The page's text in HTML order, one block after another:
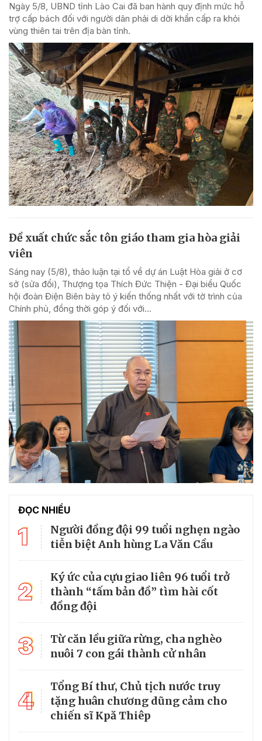
Ngày 5/8, UBND tỉnh Lào Cai đã ban hành quy định mức hỗ
trợ cấp bách đối với người dân phải di dời khẩn cấp ra khỏi
vùng thiên tai trên địa bàn tỉnh.
Đề xuất chức sắc tôn giáo tham gia hòa giải
viên
Sáng nay (5/8), thảo luận tại tổ về dự án Luật Hòa giải ở cơ
sở (sửa đổi), Thượng tọa Thích Đức Thiện - Đại biểu Quốc
hội đoàn Điện Biên bày tỏ ý kiến thống nhất với tờ trình của
Chính phủ, đồng thời góp ý đối với...
ĐỌC NHIỀU
1
Người đồng đội 99 tuổi nghẹn ngào
tiễn biệt Anh hùng La Văn Cầu
2
Ký ức của cựu giao liên 96 tuổi trở
thành “tấm bản đồ” tìm hài cốt
đồng đội
3
Từ căn lều giữa rừng, cha nghèo
nuôi 7 con gái thành cử nhân
4
Tổng Bí thư, Chủ tịch nước truy
tặng huân chương dũng cảm cho
chiến sĩ Kpă Thiêp